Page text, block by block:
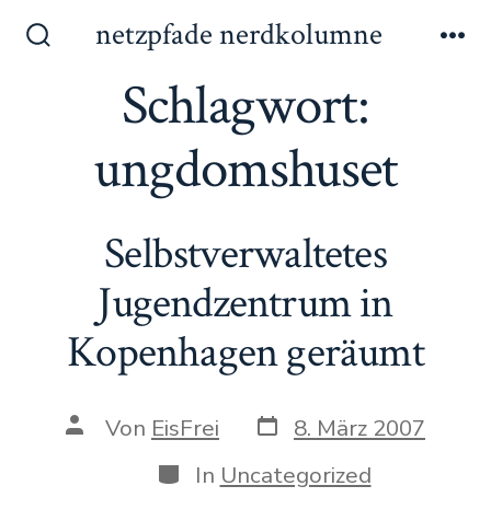
Inhalt
ein-/ausblenden
netzpfade nerdkolumne
Schlagwort:
ungdomshuset
Selbstverwaltetes
Jugendzentrum in
Kopenhagen geräumt
AutorVon EisFrei Datum
des
Beitrags
8. März 2007
Kategorien
In Uncategorized